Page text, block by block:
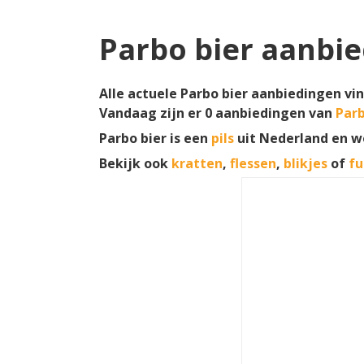
Parbo bier
Alle actuele Parbo bier aanbiedingen
Vandaag zijn er 0 aanbiedingen van
Parbo bier is een pils uit Nederland en
Bekijk ook kratten, flessen, blikjes of